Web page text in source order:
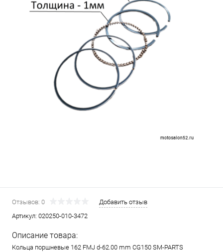
Отзывов: 0
Добавить отзыв
Артикул: 020250-010-3472
Описание товара:
Кольца поршневые 162 FMJ d-62.00 mm CG150 SM-PARTS